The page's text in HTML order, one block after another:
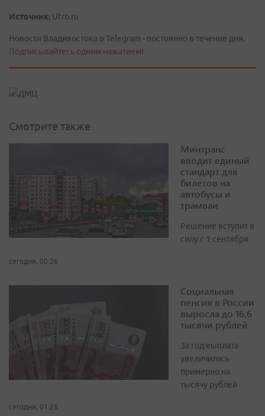
Источник: Utro.ru
Новости Владивостока в Telegram - постоянно в течение дня.
Подписывайтесь одним нажатием!
Смотрите также
Минтранс
вводит единый
стандарт для
билетов на
автобусы и
трамваи
Решение вступит в
силу с 1 сентября
сегодня, 00:26
Социальная
пенсия в России
выросла до 16,6
тысячи рублей
За год выплата
увеличилась
примерно на
тысячу рублей
сегодня, 01:28